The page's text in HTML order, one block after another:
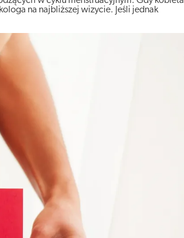
na najbliższej wizycie. Jeśli jednak